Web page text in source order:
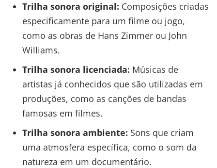
Trilha sonora original: Composições criadas
especificamente para um filme ou jogo,
como as obras de Hans Zimmer ou John
Williams.
Trilha sonora licenciada: Músicas de
artistas já conhecidos que são utilizadas em
produções, como as canções de bandas
famosas em filmes.
Trilha sonora ambiente: Sons que criam
uma atmosfera específica, como o som da
natureza em um documentário.